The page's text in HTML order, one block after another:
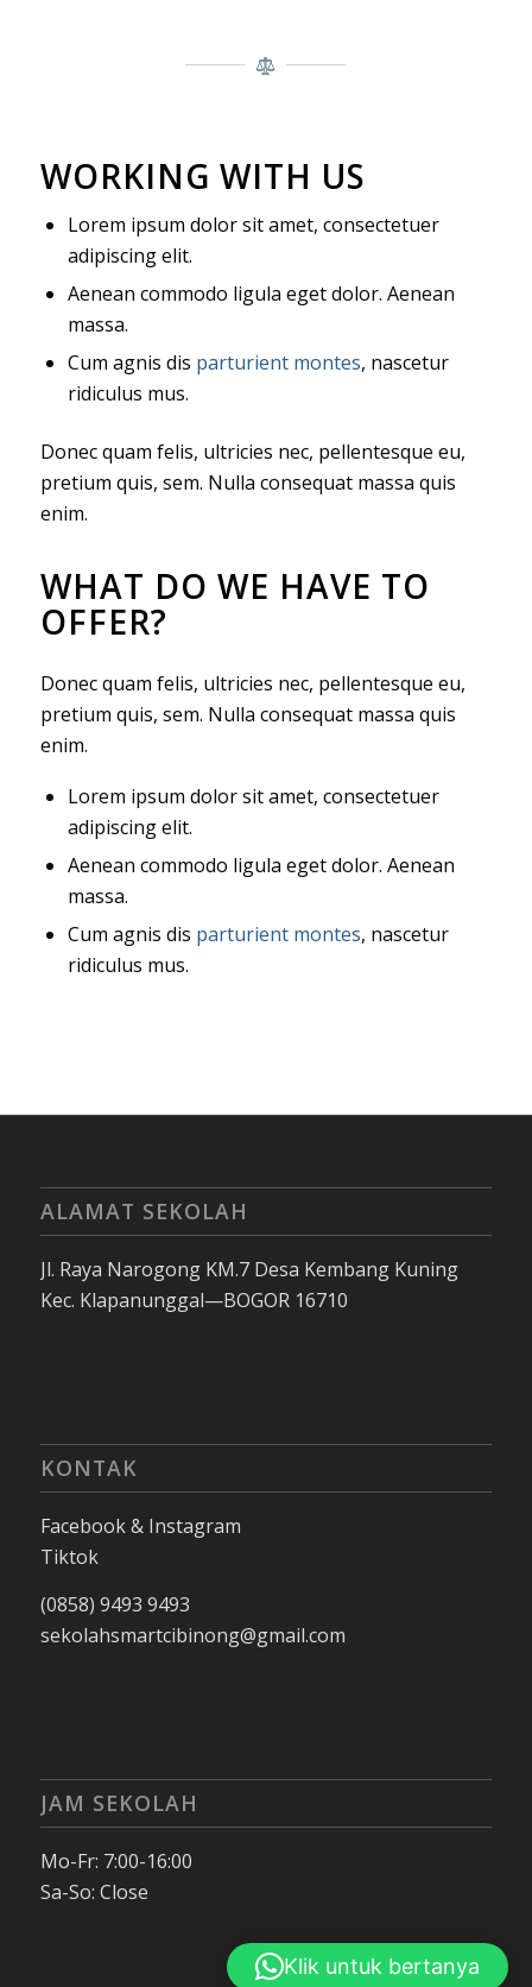
WORKING WITH US
Lorem ipsum dolor sit amet, consectetuer
adipiscing elit.
Aenean commodo ligula eget dolor. Aenean
massa.
Cum agnis dis parturient montes, nascetur
ridiculus mus.
Donec quam felis, ultricies nec, pellentesque eu,
pretium quis, sem. Nulla consequat massa quis
enim.
WHAT DO WE HAVE TO
OFFER?
Donec quam felis, ultricies nec, pellentesque eu,
pretium quis, sem. Nulla consequat massa quis
enim.
Lorem ipsum dolor sit amet, consectetuer
adipiscing elit.
Aenean commodo ligula eget dolor. Aenean
massa.
Cum agnis dis parturient montes, nascetur
ridiculus mus.
ALAMAT SEKOLAH
Jl. Raya Narogong KM.7 Desa Kembang Kuning
Kec. Klapanunggal—BOGOR 16710
KONTAK
Facebook & Instagram
Tiktok
(0858) 9493 9493
sekolahsmartcibinong@gmail.com
JAM SEKOLAH
Mo-Fr: 7:00-16:00
Sa-So: Close
Klik untuk bertanya